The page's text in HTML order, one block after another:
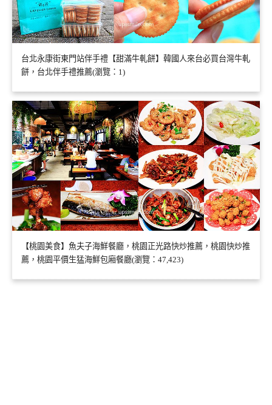
台北永康街東門站伴手禮【甜滿牛軋餅】韓國人來台必買台灣牛軋
餅，台北伴手禮推薦(瀏覽：1)
【桃園美食】魚夫子海鮮餐廳，桃園正光路快炒推薦，桃園快炒推
薦，桃園平價生猛海鮮包廂餐廳(瀏覽：47,423)